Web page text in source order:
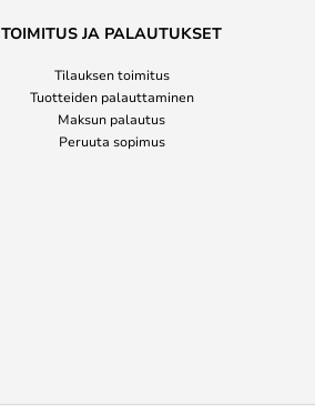
TOIMITUS JA PALAUTUKSET
Tilauksen toimitus
Tuotteiden palauttaminen
Maksun palautus
Peruuta sopimus